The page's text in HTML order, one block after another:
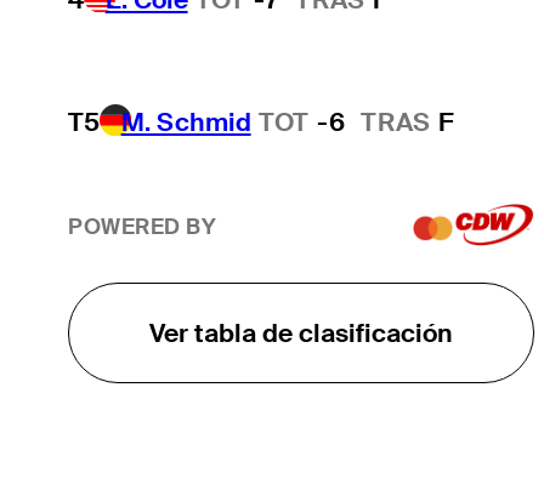
T5 M. Schmid TOT -6 TRAS F
POWERED BY
Ver tabla de clasificación